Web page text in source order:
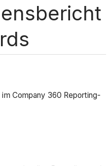
Company 360 Reporting-